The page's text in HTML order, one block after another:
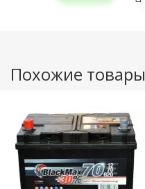
Похожие товары